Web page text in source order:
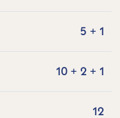
5 + 1
10 + 2 + 1
12